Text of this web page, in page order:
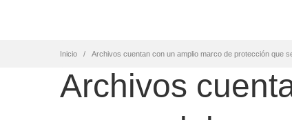
Inicio Archivos cuentan con un amplio marco de protección que
Archivos